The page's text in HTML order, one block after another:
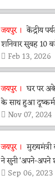
जयपुर
केंद्रीय
शनिवार सुबह 10
Feb 13, 2026
जयपुर
घर पर
के साथ हुआ दूष्कर्म
Nov 07, 2024
जयपुर
मुख्यमंत्री
ने सुनी ‘अपने-अपने
Sep 06, 2023